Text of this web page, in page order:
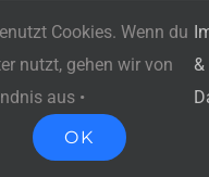
Cookies. Wenn du
nutzt, gehen wir von
aus •
&
OK